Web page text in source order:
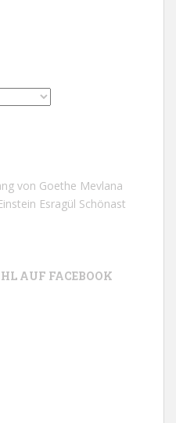
von Goethe Mevlana
Esragül Schönast
AUF FACEBOOK